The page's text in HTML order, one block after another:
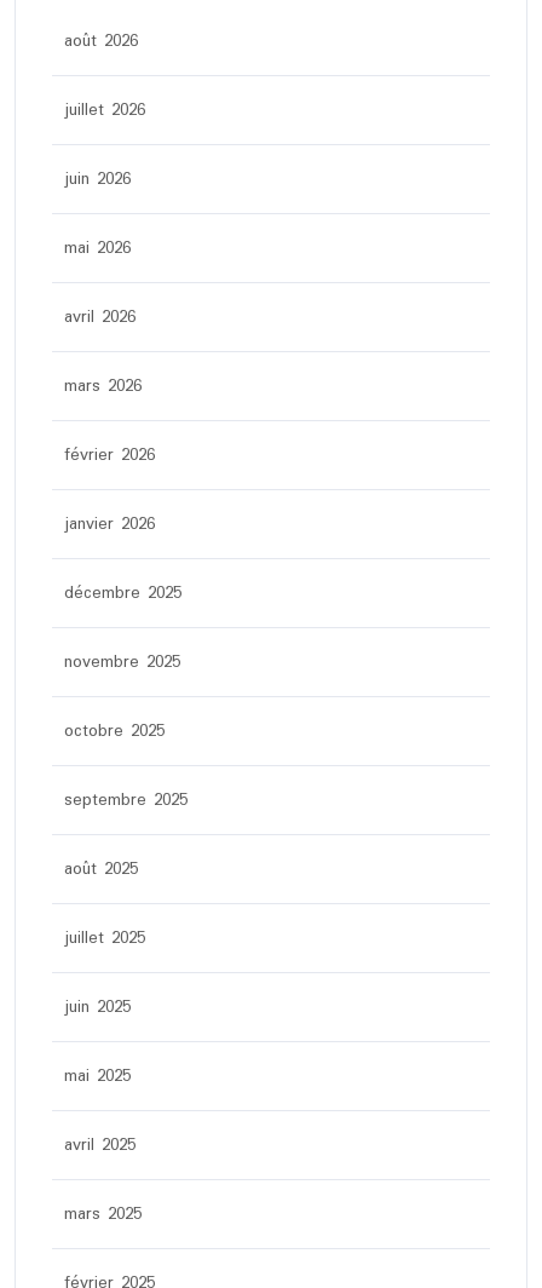
août 2026
juillet 2026
juin 2026
mai 2026
avril 2026
mars 2026
février 2026
janvier 2026
décembre 2025
novembre 2025
octobre 2025
septembre 2025
août 2025
juillet 2025
juin 2025
mai 2025
avril 2025
mars 2025